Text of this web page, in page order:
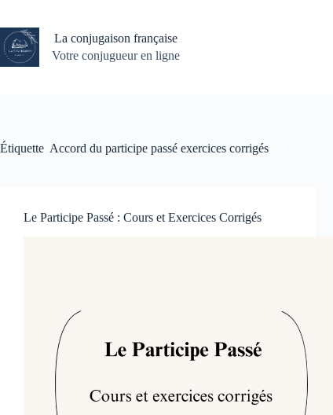
contenu
La conjugaison française
Votre conjugueur en ligne
Étiquette Accord du participe passé exercices corrigés
Le Participe Passé : Cours et Exercices Corrigés